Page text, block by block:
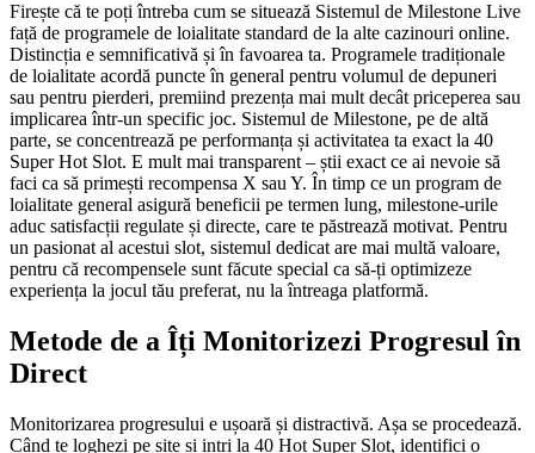
Firește că te poți întreba cum se situează Sistemul de Milestone Live
față de programele de loialitate standard de la alte cazinouri online.
Distincția e semnificativă și în favoarea ta. Programele tradiționale
de loialitate acordă puncte în general pentru volumul de depuneri
sau pentru pierderi, premiind prezența mai mult decât priceperea sau
implicarea într-un specific joc. Sistemul de Milestone, pe de altă
parte, se concentrează pe performanța și activitatea ta exact la 40
Super Hot Slot. E mult mai transparent – știi exact ce ai nevoie să
faci ca să primești recompensa X sau Y. În timp ce un program de
loialitate general asigură beneficii pe termen lung, milestone-urile
aduc satisfacții regulate și directe, care te păstrează motivat. Pentru
un pasionat al acestui slot, sistemul dedicat are mai multă valoare,
pentru că recompensele sunt făcute special ca să-ți optimizeze
experiența la jocul tău preferat, nu la întreaga platformă.
Metode de a Îți Monitorizezi Progresul în
Direct
Monitorizarea progresului e ușoară și distractivă. Așa se procedează.
Când te loghezi pe site și intri la 40 Hot Super Slot, identifici o